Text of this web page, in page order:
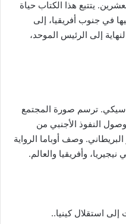
يتتبع هذا الكتاب حياة
في جنوب أفريقيا، إلى
إلى الرئيس الموحد،
ترسم صورة المجتمع
النفوذ الأجنبي من
وصف أوباما الرواية
وأفريقيا والعالم.
استقلال كينيا..